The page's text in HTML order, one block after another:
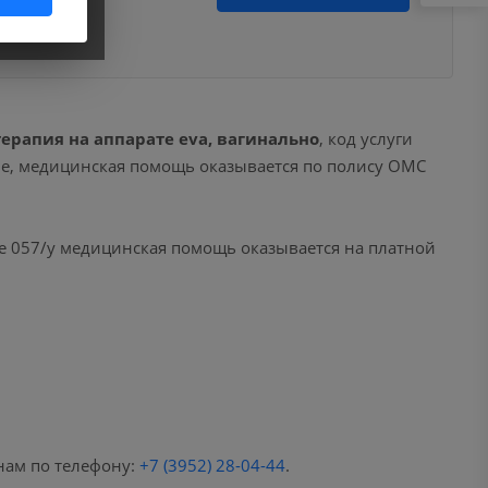
на аппарате eva, вагинально, код услуги
медицинская помощь оказывается по полису ОМС
у медицинская помощь оказывается на платной
по телефону: +7 (3952) 28-04-44.